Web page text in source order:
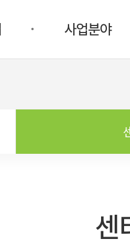
사업분야
센